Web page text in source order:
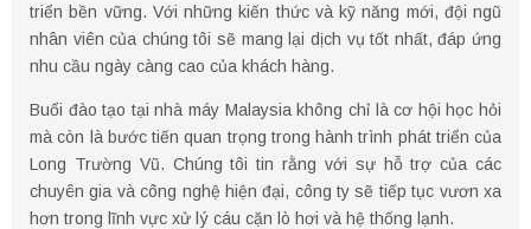
triển bền vững. Với những kiến thức và kỹ năng mới, đội ngũ
nhân viên của chúng tôi sẽ mang lại dịch vụ tốt nhất, đáp ứng
nhu cầu ngày càng cao của khách hàng.
Buổi đào tạo tại nhà máy Malaysia không chỉ là cơ hội học hỏi
mà còn là bước tiến quan trọng trong hành trình phát triển của
Long Trường Vũ. Chúng tôi tin rằng với sự hỗ trợ của các
chuyên gia và công nghệ hiện đại, công ty sẽ tiếp tục vươn xa
hơn trong lĩnh vực xử lý cáu cặn lò hơi và hệ thống lạnh.